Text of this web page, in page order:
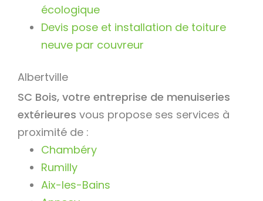
écologique
Devis pose et installation de toiture
neuve par couvreur
Albertville
SC Bois, votre entreprise de menuiseries
extérieures vous propose ses services à
proximité de :
Chambéry
Rumilly
Aix-les-Bains